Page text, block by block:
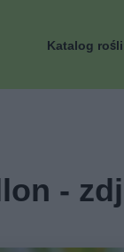
Katalog
-